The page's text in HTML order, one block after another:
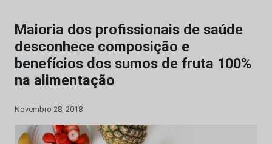
Maioria dos profissionais de saúde
desconhece composição e
benefícios dos sumos de fruta 100%
na alimentação
Novembro 28, 2018